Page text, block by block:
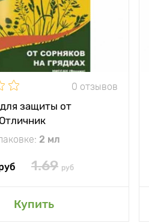
0 отзывов
защиты от
2 мл
1.69 руб
Купить